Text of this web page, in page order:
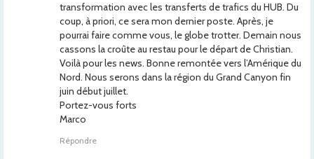
transformation avec les transferts de trafics du HUB. Du
coup, à priori, ce sera mon dernier poste. Après, je
pourrai faire comme vous, le globe trotter. Demain nous
cassons la croûte au restau pour le départ de Christian.
Voilà pour les news. Bonne remontée vers l’Amérique du
Nord. Nous serons dans la région du Grand Canyon fin
juin début juillet.
Portez-vous forts
Marco
Répondre